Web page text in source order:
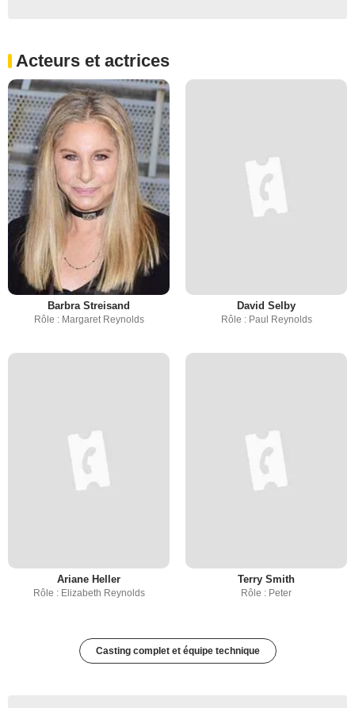
Acteurs et actrices
Barbra Streisand
Rôle : Margaret Reynolds
David Selby
Rôle : Paul Reynolds
Ariane Heller
Rôle : Elizabeth Reynolds
Terry Smith
Rôle : Peter
Casting complet et équipe technique